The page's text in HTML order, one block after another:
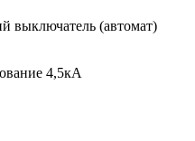
выключатель (автомат)
4,5кА